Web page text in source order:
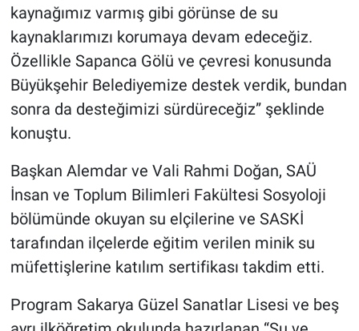
kaynağımız varmış gibi görünse de su
kaynaklarımızı korumaya devam edeceğiz.
Özellikle Sapanca Gölü ve çevresi konusunda
Büyükşehir Belediyemize destek verdik, bundan
sonra da desteğimizi sürdüreceğiz” şeklinde
konuştu.
Başkan Alemdar ve Vali Rahmi Doğan, SAÜ
İnsan ve Toplum Bilimleri Fakültesi Sosyoloji
bölümünde okuyan su elçilerine ve SASKİ
tarafından ilçelerde eğitim verilen minik su
müfettişlerine katılım sertifikası takdim etti.
Program Sakarya Güzel Sanatlar Lisesi ve beş